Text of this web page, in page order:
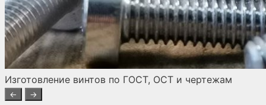
Изготовление винтов по ГОСТ, ОСТ и чертежам
← →